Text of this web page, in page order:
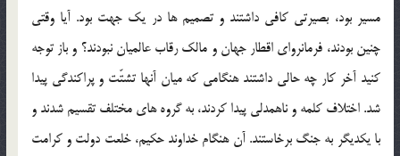
مسیر بود، بصیرتی کافی داشتند و تصمیم ها در یک جهت بود. آیا وقتی
چنین بودند، فرمانروای اقطار جهان و مالک رقاب عالمیان نبودند؟ و باز توجه
کنید آخر کار چه حالی داشتند هنگامی که میان آنها تشتّت و پراکندگی پیدا
شد. اختلاف کلمه و ناهمدلی پیدا کردند، به گروه های مختلف تقسیم شدند و
با یکدیگر به جنگ برخاستند. آن هنگام خداوند حکیم، خلعت دولت و کرامت